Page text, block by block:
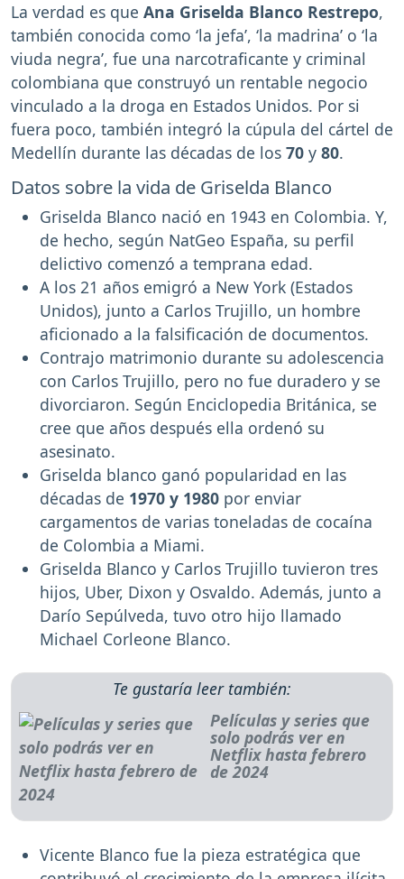
La verdad es que Ana Griselda Blanco Restrepo,
también conocida como ‘la jefa’, ‘la madrina’ o ‘la
viuda negra’, fue una narcotraficante y criminal
colombiana que construyó un rentable negocio
vinculado a la droga en Estados Unidos. Por si
fuera poco, también integró la cúpula del cártel de
Medellín durante las décadas de los 70 y 80.
Datos sobre la vida de Griselda Blanco
Griselda Blanco nació en 1943 en Colombia. Y,
de hecho, según NatGeo España, su perfil
delictivo comenzó a temprana edad.
A los 21 años emigró a New York (Estados
Unidos), junto a Carlos Trujillo, un hombre
aficionado a la falsificación de documentos.
Contrajo matrimonio durante su adolescencia
con Carlos Trujillo, pero no fue duradero y se
divorciaron. Según Enciclopedia Británica, se
cree que años después ella ordenó su
asesinato.
Griselda blanco ganó popularidad en las
décadas de 1970 y 1980 por enviar
cargamentos de varias toneladas de cocaína
de Colombia a Miami.
Griselda Blanco y Carlos Trujillo tuvieron tres
hijos, Uber, Dixon y Osvaldo. Además, junto a
Darío Sepúlveda, tuvo otro hijo llamado
Michael Corleone Blanco.
Te gustaría leer también:
Películas y series que
solo podrás ver en
Netflix hasta febrero
de 2024
Vicente Blanco fue la pieza estratégica que